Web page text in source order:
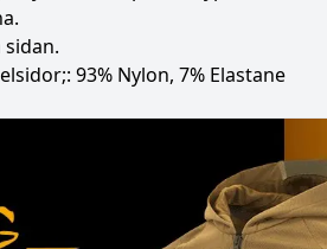
93% Nylon, 7% Elastane